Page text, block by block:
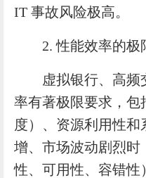
IT 事故风险极高。
2. 性能效率的
虚拟银行、高频
率有著极限要求，包
度）、资源利用性
增、市场波动剧烈时
性、可用性、容错性